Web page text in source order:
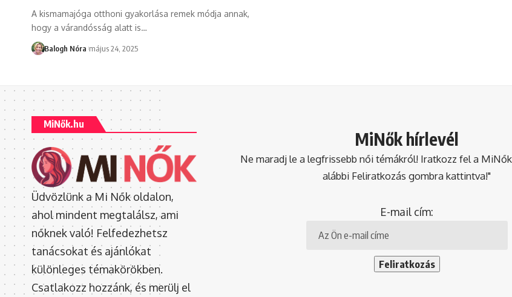
A kismamajóga otthoni gyakorlása remek módja annak,
hogy a várandósság alatt is…
Balogh Nóra május 24, 2025
MiNők.hu
Üdvözlünk a Mi Nők oldalon,
ahol mindent megtalálsz, ami
nőknek való! Felfedezhetsz
tanácsokat és ajánlókat
különleges témakörökben.
Csatlakozz hozzánk, és merülj el
MiNők hírlevél
Ne maradj le a legfrissebb női témákról! Iratkozz fel a
alábbi Feliratkozás gombra kattintva!"
E-mail cím: